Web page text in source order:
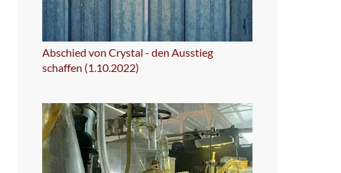
Abschied von Crystal - den Ausstieg
schaffen (1.10.2022)